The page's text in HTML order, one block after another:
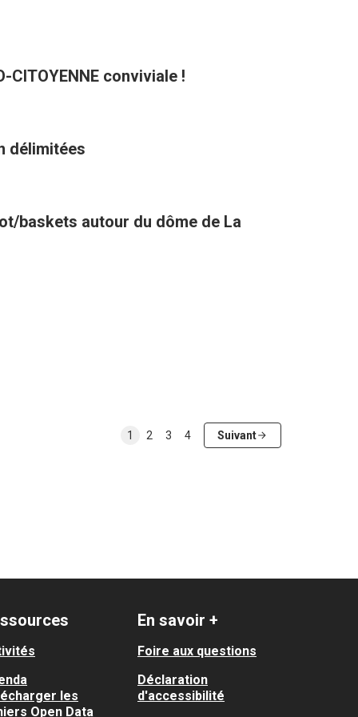
CITOYENNE conviviale !
délimitées
baskets autour du dôme de La
1 2 3 4 Suivant
les
Open Data
En savoir +
Foire aux questions
Déclaration
d'accessibilité